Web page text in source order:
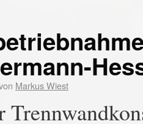
Markus Wiest